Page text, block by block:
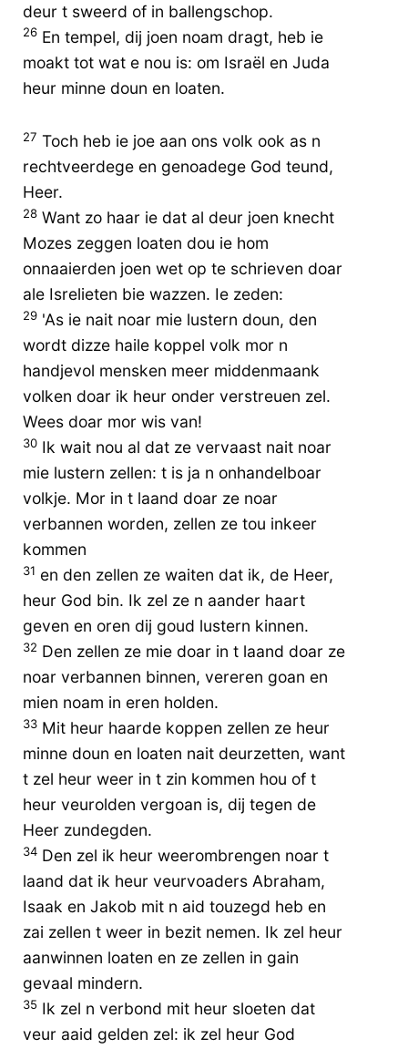
deur t sweerd of in ballengschop.
26 En tempel, dij joen noam dragt, heb ie
moakt tot wat e nou is: om Israël en Juda
heur minne doun en loaten.
27 Toch heb ie joe aan ons volk ook as n
rechtveerdege en genoadege God teund,
Heer.
28 Want zo haar ie dat al deur joen knecht
Mozes zeggen loaten dou ie hom
onnaaierden joen wet op te schrieven doar
ale Isrelieten bie wazzen. Ie zeden:
29 'As ie nait noar mie lustern doun, den
wordt dizze haile koppel volk mor n
handjevol mensken meer middenmaank
volken doar ik heur onder verstreuen zel.
Wees doar mor wis van!
30 Ik wait nou al dat ze vervaast nait noar
mie lustern zellen: t is ja n onhandelboar
volkje. Mor in t laand doar ze noar
verbannen worden, zellen ze tou inkeer
kommen
31 en den zellen ze waiten dat ik, de Heer,
heur God bin. Ik zel ze n aander haart
geven en oren dij goud lustern kinnen.
32 Den zellen ze mie doar in t laand doar ze
noar verbannen binnen, vereren goan en
mien noam in eren holden.
33 Mit heur haarde koppen zellen ze heur
minne doun en loaten nait deurzetten, want
t zel heur weer in t zin kommen hou of t
heur veurolden vergoan is, dij tegen de
Heer zundegden.
34 Den zel ik heur weerombrengen noar t
laand dat ik heur veurvoaders Abraham,
Isaak en Jakob mit n aid touzegd heb en
zai zellen t weer in bezit nemen. Ik zel heur
aanwinnen loaten en ze zellen in gain
gevaal mindern.
35 Ik zel n verbond mit heur sloeten dat
veur aaid gelden zel: ik zel heur God